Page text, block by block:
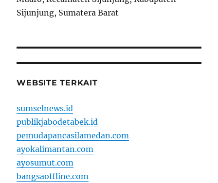
Sijunjung, Sumatera Barat
WEBSITE TERKAIT
sumselnews.id
publikjabodetabek.id
pemudapancasilamedan.com
ayokalimantan.com
ayosumut.com
bangsaoffline.com